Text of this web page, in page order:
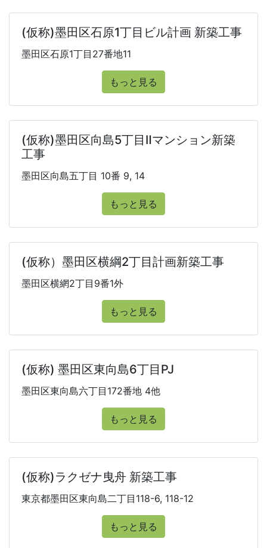
(仮称)墨田区石原1丁目ビル計画 新築工事
墨田区石原1丁目27番地11
もっと見る
(仮称)墨田区向島5丁目Ⅱマンション新築
工事
墨田区向島五丁目 10番 9, 14
もっと見る
(仮称）墨田区横綱2丁目計画新築工事
墨田区横網2丁目9番1外
もっと見る
(仮称) 墨田区東向島6丁目PJ
墨田区東向島六丁目172番地 4他
もっと見る
(仮称)ラクゼナ曳舟 新築工事
東京都墨田区東向島二丁目118-6, 118-12
もっと見る